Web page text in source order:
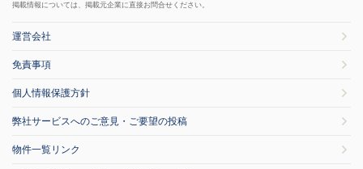
掲載情報については、掲載元企業に直接お問合せください。
運営会社
免責事項
個人情報保護方針
弊社サービスへのご意見・ご要望の投稿
物件一覧リンク